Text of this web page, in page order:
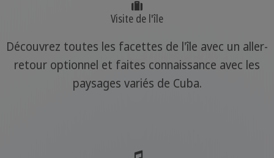
Visite de l'île
Découvrez toutes les facettes de l'île avec un aller-
retour optionnel et faites connaissance avec les
paysages variés de Cuba.